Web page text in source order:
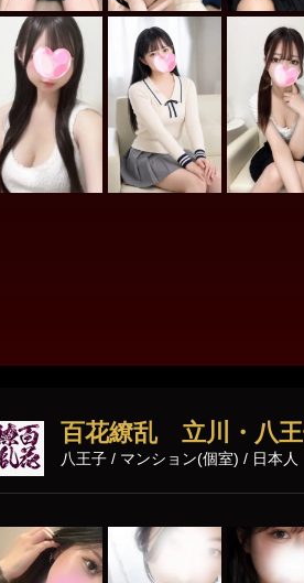
百花繚乱 立川・八
八王子 / マンション(個室) / 日本人